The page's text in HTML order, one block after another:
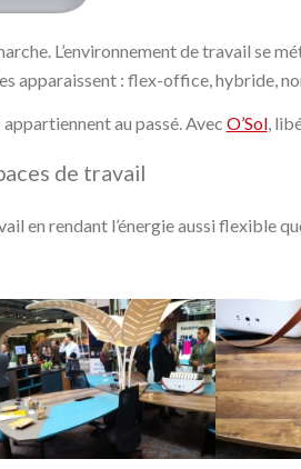
L’environnement de travail se
apparaissent : flex-office, hybride,
au passé. Avec O’Sol,
de travail
en rendant l’énergie aussi flexible